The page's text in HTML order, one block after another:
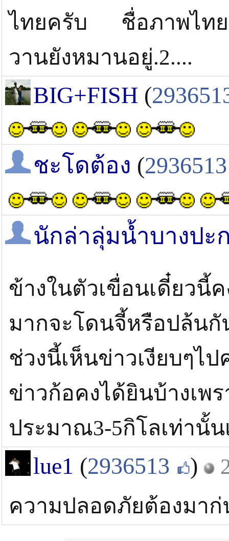
ไทยครับ ชื่อภาพไทย
วานยังหมานอยู่.2....
BIG+FISH (
ชะโดต้อง (2936513
นักล่าลุ่มน้ำบางปะ
ข้างในตัวเขื่อนเดี๋ยวนี้
มากจะโดนจี้หรือปล้น
ช่วงนี้เห็นข่าวเงียบๆไ
ข่าวก้อคงได้ยินบ้างเพ
ประมาณ3-5กิโลเท่านั้น
lue1 (2936513 )
ความปลอดภัยต้องมาก่